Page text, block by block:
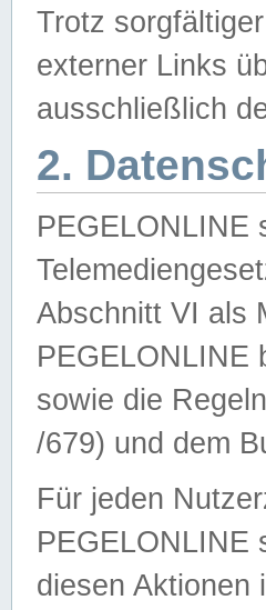
Trotz
externer Links
ausschließlich
2.
PEGELONLINE
Abschnitt VI als
PEGELONLINE
sowie die
/679) und dem
Für jeden
PEGELONLINE
diesen Aktionen